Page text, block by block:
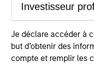
Je déclare accéder à
but d’obtenir des
compte et remplir les
Invested on
Feb 2017